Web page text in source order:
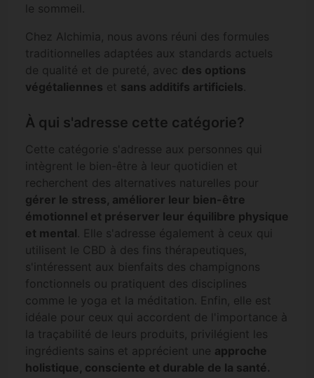
le sommeil.
Chez Alchimia, nous avons réuni des formules
traditionnelles adaptées aux standards actuels
de qualité et de pureté, avec des options
végétaliennes et sans additifs artificiels.
À qui s'adresse cette catégorie?
Cette catégorie s'adresse aux personnes qui
intègrent le bien-être à leur quotidien et
recherchent des alternatives naturelles pour
gérer le stress, améliorer leur bien-être
émotionnel et préserver leur équilibre physique
et mental. Elle s'adresse également à ceux qui
utilisent le CBD à des fins thérapeutiques,
s'intéressent aux bienfaits des champignons
fonctionnels ou pratiquent des disciplines
comme le yoga et la méditation. Enfin, elle est
idéale pour ceux qui accordent de l'importance à
la traçabilité de leurs produits, privilégient les
ingrédients sains et apprécient une approche
holistique, consciente et durable de la santé.